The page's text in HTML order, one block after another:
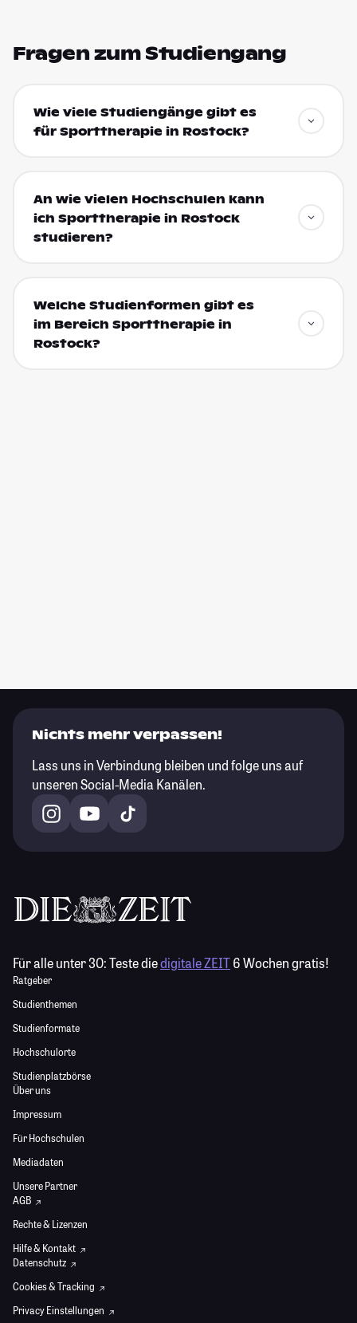
Fragen zum Studiengang
Wie viele Studiengänge gibt es
für Sporttherapie in Rostock?
An wie vielen Hochschulen kann
ich Sporttherapie in Rostock
studieren?
Welche Studienformen gibt es
im Bereich Sporttherapie in
Rostock?
Nichts mehr verpassen!
Lass uns in Verbindung bleiben und folge uns auf
unseren Social-Media Kanälen.
Für alle unter 30:Teste diedigitale ZEIT6 Wochen gratis!
Ratgeber
Studienthemen
Studienformate
Hochschulorte
Studienplatzbörse
Über uns
Impressum
Für Hochschulen
Mediadaten
Unsere Partner
AGB
Rechte & Lizenzen
Hilfe & Kontakt
Datenschutz
Cookies & Tracking
Privacy Einstellungen